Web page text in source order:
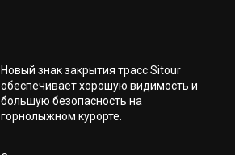
Новый знак закрытия трасс Sitour
обеспечивает хорошую видимость и
большую безопасность на
горнолыжном курорте.